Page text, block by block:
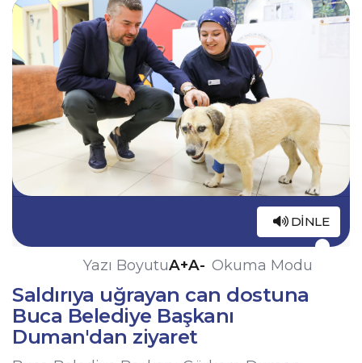
DINLE
Yazı BoyutuA+A- Okuma Modu
Saldırıya uğrayan can dostuna
Buca Belediye Başkanı
Duman'dan ziyaret